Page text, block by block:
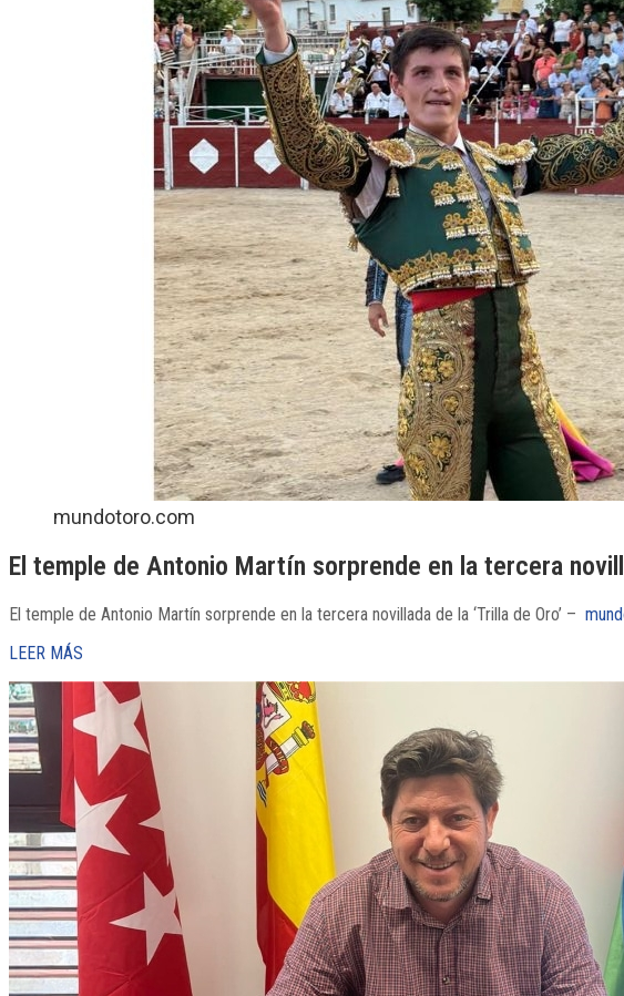
mundotoro.com
El temple de Antonio Martín sorprende en la tercera
El temple de Antonio Martín sorprende en la tercera novillada de la ‘Trilla de Oro’ –
LEER MÁS